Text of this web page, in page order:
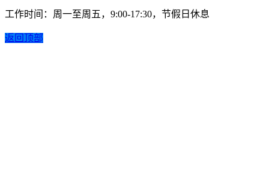
工作时间：周一至周五，9:00-17:30，节假日休息
返回顶部